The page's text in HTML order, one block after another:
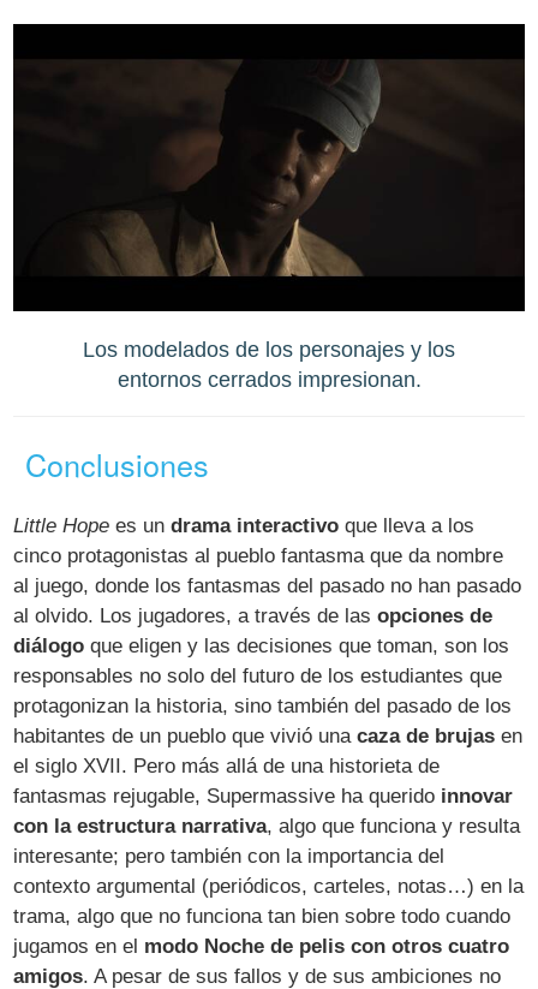
Los modelados de los personajes y los
entornos cerrados impresionan.
Conclusiones
Little Hope es undrama interactivo que lleva a los
cinco protagonistas al pueblo fantasma que da nombre
al juego, donde los fantasmas del pasado no han pasado
al olvido. Los jugadores, a través de lasopciones de
diálogo que eligen y las decisiones que toman, son los
responsables no solo del futuro de los estudiantes que
protagonizan la historia, sino también del pasado de los
habitantes de un pueblo que vivió unacaza de brujas en
el siglo XVII. Pero más allá de una historieta de
fantasmas rejugable, Supermassive ha querido innovar
con la estructura narrativa, algo que funciona y resulta
interesante; pero también con la importancia del
contexto argumental (periódicos, carteles, notas…) en la
trama, algo que no funciona tan bien sobre todo cuando
jugamos en el modo Noche de pelis con otros cuatro
amigos. A pesar de sus fallos y de sus ambiciones no